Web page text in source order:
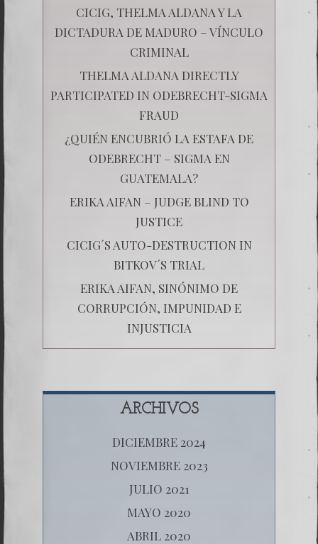
CICIG, THELMA ALDANA Y LA
DICTADURA DE MADURO – VÍNCULO
CRIMINAL
THELMA ALDANA DIRECTLY
PARTICIPATED IN ODEBRECHT-SIGMA
FRAUD
¿QUIÉN ENCUBRIÓ LA ESTAFA DE
ODEBRECHT – SIGMA EN
GUATEMALA?
ERIKA AIFAN – JUDGE BLIND TO
JUSTICE
CICIG´S AUTO-DESTRUCTION IN
BITKOV´S TRIAL
ERIKA AIFAN, SINÓNIMO DE
CORRUPCIÓN, IMPUNIDAD E
INJUSTICIA
ARCHIVOS
DICIEMBRE 2024
NOVIEMBRE 2023
JULIO 2021
MAYO 2020
ABRIL 2020